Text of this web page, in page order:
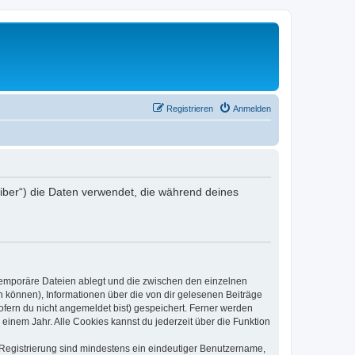
Anmelden
Registrieren
die Daten verwendet, die während deines
Dateien ablegt und die zwischen den einzelnen
Informationen über die von dir gelesenen Beiträge
du nicht angemeldet bist) gespeichert. Ferner werden
Jahr. Alle Cookies kannst du jederzeit über die Funktion
sind mindestens ein eindeutiger Benutzername,